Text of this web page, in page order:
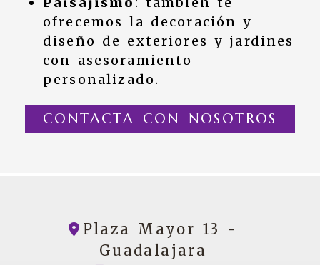
ofrecemos la decoración y
diseño de exteriores y jardines
con asesoramiento
personalizado.
CONTACTA CON NOSOTROS
Plaza Mayor 13 -
Guadalajara